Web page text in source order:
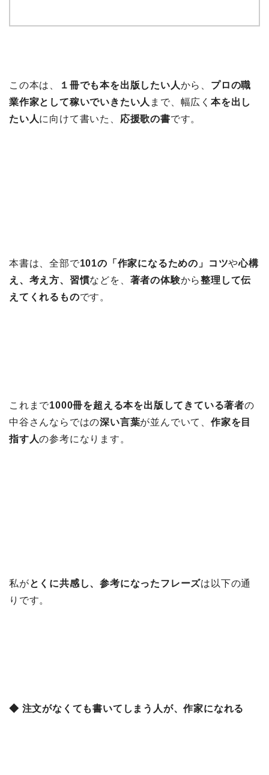
この本は、 １冊でも本を出版したい人から、 プロの職
業作家として稼いでいきたい人 まで、幅広く本を出し
たい人に向けて書いた、 応援歌の書です。
本書は、全部で101の「作家になるための」コツや心構
え、考え方、習慣などを、 著者の体験から整理して伝
えてくれるものです。
これまで1000冊を超える本を出版してきている著者の
中谷さんならではの深い言葉が並んでいて、作家を目
指す人の参考になります。
私がとくに共感し、参考になったフレーズは以下の通
りです。
◆ 注文がなくても書いてしまう人が、作家になれる